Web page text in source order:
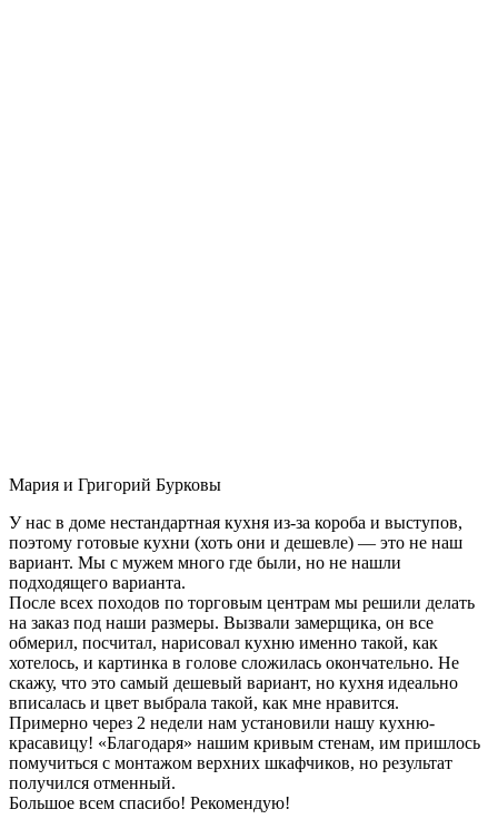
Мария и Григорий Бурковы
У нас в доме нестандартная кухня из-за короба и выступов,
поэтому готовые кухни (хоть они и дешевле) — это не наш
вариант. Мы с мужем много где были, но не нашли
подходящего варианта.
После всех походов по торговым центрам мы решили делать
на заказ под наши размеры. Вызвали замерщика, он все
обмерил, посчитал, нарисовал кухню именно такой, как
хотелось, и картинка в голове сложилась окончательно. Не
скажу, что это самый дешевый вариант, но кухня идеально
вписалась и цвет выбрала такой, как мне нравится.
Примерно через 2 недели нам установили нашу кухню-
красавицу! «Благодаря» нашим кривым стенам, им пришлось
помучиться с монтажом верхних шкафчиков, но результат
получился отменный.
Большое всем спасибо! Рекомендую!